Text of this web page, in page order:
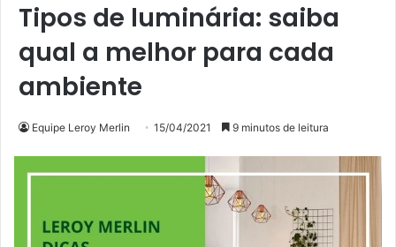
Tipos de luminária: saiba
qual a melhor para cada
ambiente
Equipe Leroy Merlin 15/04/2021 9 minutos de leitura